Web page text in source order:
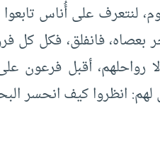
لنتعرف على أُناس
فانفلق، فكل كل
رواحلهم، أقبل فرعون
لهم: انظروا كيف انحسر